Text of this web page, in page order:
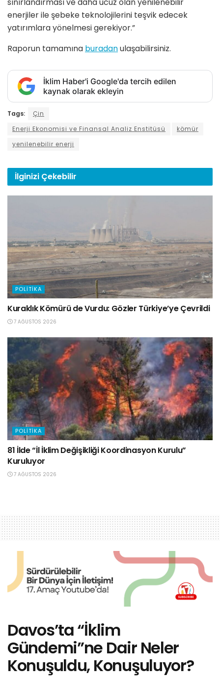
enerjiler ile şebeke teknolojilerini teşvik edecek
yatırımlara yönelmesi gerekiyor.”
Raporun tamamına buradanulaşabilirsiniz.
İklim Haber'i Google'da tercih edilen
kaynak olarak ekleyin
Tags:
Çin
Enerji Ekonomisi ve Finansal Analiz Enstitüsü
kömür
yenilenebilir enerji
İlginizi Çekebilir
POLITIKA
Kuraklık Kömürü de Vurdu: Gözler Türkiye’ye Çevrildi
7 AĞUSTOS 2026
POLITIKA
81 İlde “İl İklim Değişikliği Koordinasyon Kurulu”
Kuruluyor
7 AĞUSTOS 2026
Davos’ta “İklim
Gündemi”ne Dair Neler
Konuşuldu, Konuşuluyor?